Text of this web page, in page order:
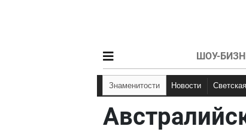
ШОУ-
Знаменитости Новости